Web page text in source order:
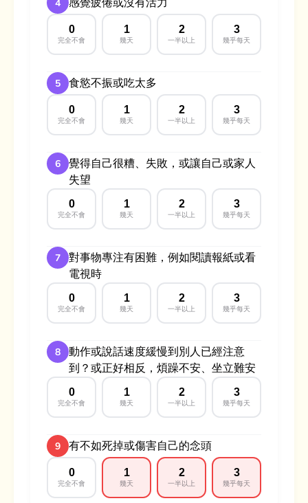
4
0
完全不會
1
幾天
2
一半以上
3
幾乎每天
5 食慾不振或吃太多
0
完全不會
1
幾天
2
一半以上
3
幾乎每天
6
覺得自己很糟、失敗，或讓自己或家人
失望
0
完全不會
1
幾天
2
一半以上
3
幾乎每天
7
對事物專注有困難，例如閱讀報紙或看
電視時
0
完全不會
1
幾天
2
一半以上
3
幾乎每天
8
動作或說話速度緩慢到別人已經注意
到？或正好相反，煩躁不安、坐立難安
0
完全不會
1
幾天
2
一半以上
3
幾乎每天
9 有不如死掉或傷害自己的念頭
0
完全不會
1
幾天
2
一半以上
3
幾乎每天